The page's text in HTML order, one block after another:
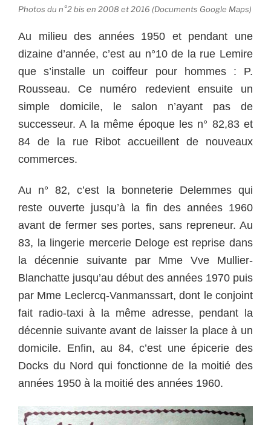
Photos du n°2 bis en 2008 et 2016 (Documents Google Maps)
Au milieu des années 1950 et pendant une
dizaine d’année, c’est au n°10 de la rue Lemire
que s’installe un coiffeur pour hommes : P.
Rousseau. Ce numéro redevient ensuite un
simple domicile, le salon n’ayant pas de
successeur. A la même époque les n° 82,83 et
84 de la rue Ribot accueillent de nouveaux
commerces.
Au n° 82, c’est la bonneterie Delemmes qui
reste ouverte jusqu’à la fin des années 1960
avant de fermer ses portes, sans repreneur. Au
83, la lingerie mercerie Deloge est reprise dans
la décennie suivante par Mme Vve Mullier-
Blanchatte jusqu’au début des années 1970 puis
par Mme Leclercq-Vanmanssart, dont le conjoint
fait radio-taxi à la même adresse, pendant la
décennie suivante avant de laisser la place à un
domicile. Enfin, au 84, c’est une épicerie des
Docks du Nord qui fonctionne de la moitié des
années 1950 à la moitié des années 1960.